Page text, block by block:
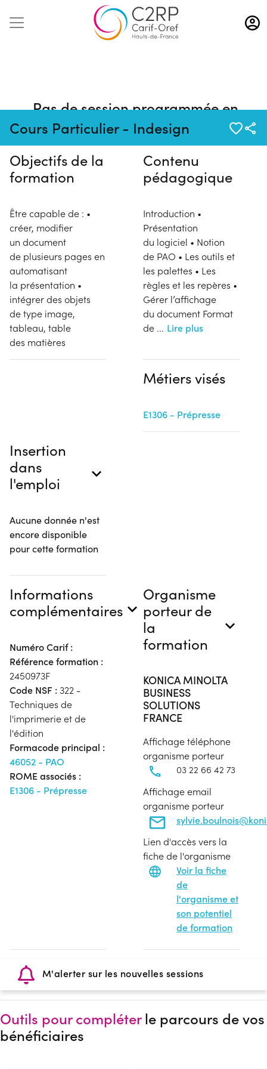
Aller
au
contenu
Cours Particulier - Indesign
Pas de session programmée en
ce moment
Objectifs de la
formation
Être capable de : •
créer, modifier
un document
de plusieurs pages en
automatisant
la présentation •
intégrer des objets
de type image,
tableau, table
des matières
Contenu
pédagogique
Introduction •
Présentation
du logiciel • Notion
de PAO • Les outils et
les palettes • Les
règles et les repères •
Gérer l’affichage
du document Format
de ... Lire plus
Métiers visés
E1306 - Prépresse
Insertion
dans
l'emploi
Aucune donnée n'est
encore disponible
pour cette formation
Informations
complémentaires
Numéro Carif :
Référence formation :
2450973F
Code NSF : 322 -
Techniques de
l'imprimerie et de
l'édition
Formacode principal :
46052 - PAO
ROME associés :
E1306 - Prépresse
Organisme
porteur de
la
formation
KONICA MINOLTA
BUSINESS
SOLUTIONS
FRANCE
Affichage téléphone
organisme porteur
03 22 66 42 73
Affichage email
organisme porteur
Lien d'accès vers la
fiche de l'organisme
Voir la fiche
de
l'organisme et
son potentiel
de formation
M'alerter sur les nouvelles sessions
Outils pour compléterle parcours de vos
bénéficiaires